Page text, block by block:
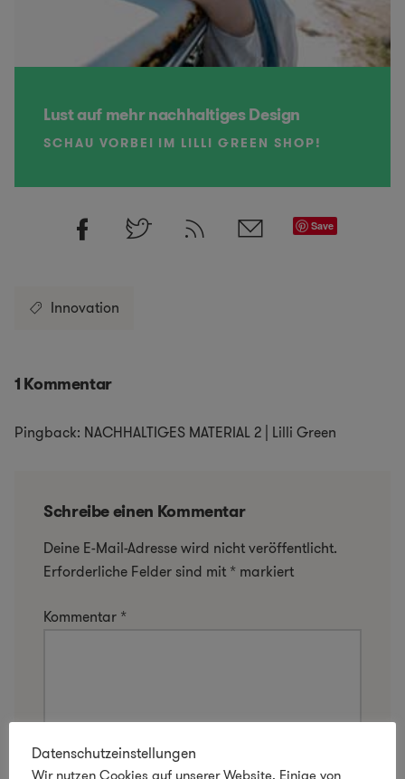
Lust auf mehr nachhaltiges Design
SCHAU VORBEI IM LILLI GREEN SHOP!
Save
Innovation
1 Kommentar
Pingback: NACHHALTIGES MATERIAL 2 | Lilli Green
Schreibe einen Kommentar
Deine E-Mail-Adresse wird nicht veröffentlicht.
Erforderliche Felder sind mit * markiert
Kommentar *
Datenschutzeinstellungen
Wir nutzen Cookies auf unserer Website. Einige von